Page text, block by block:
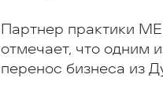
Партнер практики
отмечает, что одним
перенос бизнеса из